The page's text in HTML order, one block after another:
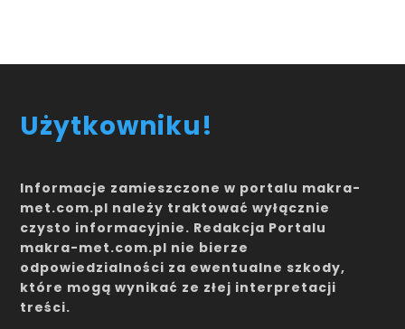
Użytkowniku!
Informacje zamieszczone w portalu makra-
met.com.pl należy traktować wyłącznie
czysto informacyjnie. Redakcja Portalu
makra-met.com.pl nie bierze
odpowiedzialności za ewentualne szkody,
które mogą wynikać ze złej interpretacji
treści.